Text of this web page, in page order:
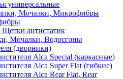
универсальные
Мочалки, Микрофибры
антистатик
Мочалки, Водосгоны
(дворники)
Alca Special (каркасные)
Alca Super Flat (гибкие)
Alca Rear Flat, Rear